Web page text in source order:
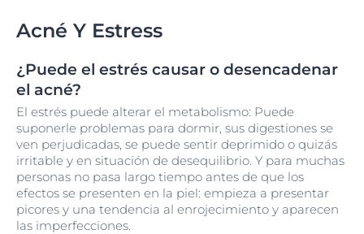
Acné Y Estress
¿Puede el estrés causar o desencadenar
el acné?
El estrés puede alterar el metabolismo: Puede
suponerle problemas para dormir, sus digestiones se
ven perjudicadas, se puede sentir deprimido o quizás
irritable y en situación de desequilibrio. Y para muchas
personas no pasa largo tiempo antes de que los
efectos se presenten en la piel: empieza a presentar
picores y una tendencia al enrojecimiento y aparecen
las imperfecciones.